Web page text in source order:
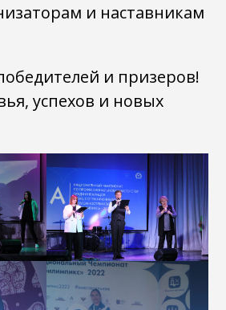
и наставникам
и призеров!
успехов и новых